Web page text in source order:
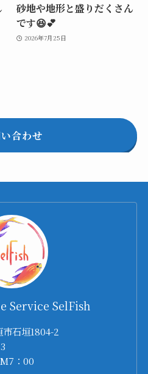
砂地や地形と盛りだくさん
です😆💕
2026年7月25日
合わせ
Service SelFish
石垣1804-2
：00